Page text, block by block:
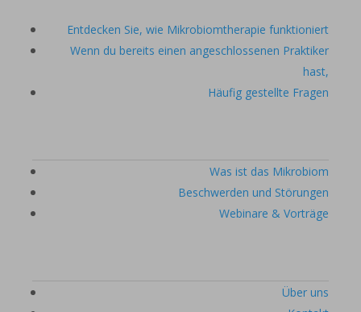
Entdecken Sie, wie Mikrobiomtherapie funktioniert
Wenn du bereits einen angeschlossenen Praktiker
hast,
Häufig gestellte Fragen
Was ist das Mikrobiom
Beschwerden und Störungen
Webinare & Vorträge
Über uns